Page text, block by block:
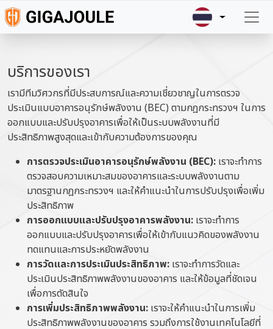
Skip to main content
บริการของเรา
เรามีทีมวิศวกรที่มีประสบการณ์และความเชี่ยวชาญในการตรวจ
ประเมินแบบอาคารอนุรักษ์พลังงาน (BEC) ตามกฎกระทรวงฯ ในการ
ออกแบบและปรับปรุงอาคารเพื่อให้เป็นระบบพลังงานที่มี
ประสิทธิภาพสูงสุดและเข้ากับความต้องการของคุณ
การตรวจประเมินอาคารอนุรักษ์พลังงาน (BEC): เราจะทำการ
ตรวจสอบความเหมาะสมของอาคารและระบบพลังงานตาม
มาตรฐานกฎกระทรวงฯ และให้คำแนะนำในการปรับปรุงเพื่อเพิ่ม
ประสิทธิภาพ
การออกแบบและปรับปรุงอาคารพลังงาน: เราจะทำการ
ออกแบบและปรับปรุงอาคารเพื่อให้เข้ากับแนวคิดของพลังงาน
ทดแทนและการประหยัดพลังงาน
การวัดและการประเมินประสิทธิภาพ: เราจะทำการวัดและ
ประเมินประสิทธิภาพพลังงานของอาคาร และให้ข้อมูลที่ชัดเจน
เพื่อการตัดสินใจ
การเพิ่มประสิทธิภาพพลังงาน: เราจะให้คำแนะนำในการเพิ่ม
ประสิทธิภาพพลังงานของอาคาร รวมถึงการใช้งานเทคโนโลยีที่